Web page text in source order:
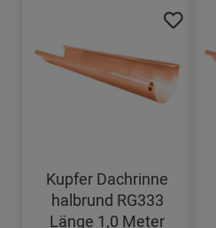
Kupfer Dachrinne
halbrund RG333
Länge 1,0 Meter